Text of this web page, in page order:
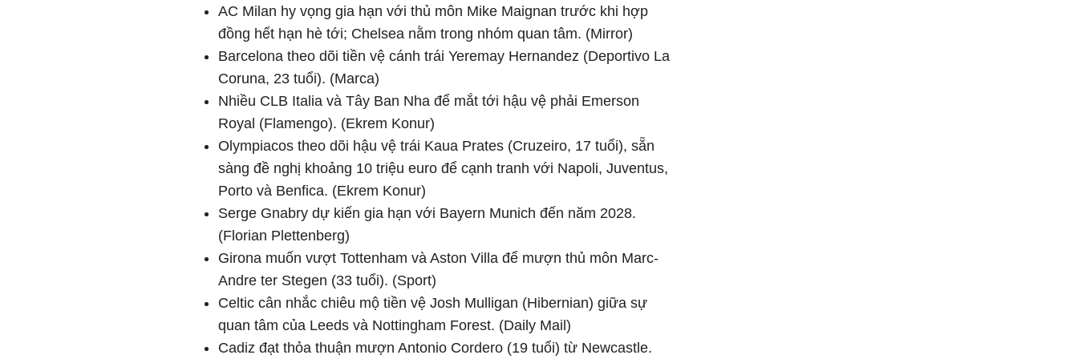
AC Milan hy vọng gia hạn với thủ môn Mike Maignan trước khi hợp
đồng hết hạn hè tới; Chelsea nằm trong nhóm quan tâm. (Mirror)
Barcelona theo dõi tiền vệ cánh trái Yeremay Hernandez (Deportivo La
Coruna, 23 tuổi). (Marca)
Nhiều CLB Italia và Tây Ban Nha để mắt tới hậu vệ phải Emerson
Royal (Flamengo). (Ekrem Konur)
Olympiacos theo dõi hậu vệ trái Kaua Prates (Cruzeiro, 17 tuổi), sẵn
sàng đề nghị khoảng 10 triệu euro để cạnh tranh với Napoli, Juventus,
Porto và Benfica. (Ekrem Konur)
Serge Gnabry dự kiến gia hạn với Bayern Munich đến năm 2028.
(Florian Plettenberg)
Girona muốn vượt Tottenham và Aston Villa để mượn thủ môn Marc-
Andre ter Stegen (33 tuổi). (Sport)
Celtic cân nhắc chiêu mộ tiền vệ Josh Mulligan (Hibernian) giữa sự
quan tâm của Leeds và Nottingham Forest. (Daily Mail)
Cadiz đạt thỏa thuận mượn Antonio Cordero (19 tuổi) từ Newcastle.